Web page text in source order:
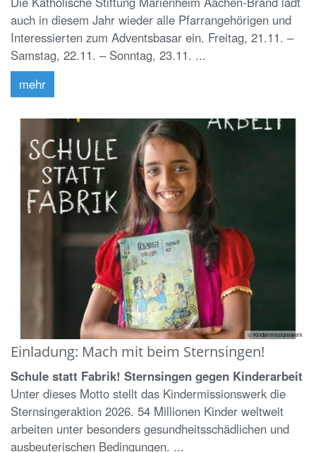
auch in diesem Jahr wieder alle Pfarrangehörigen und
Interessierten zum Adventsbasar ein. Freitag, 21.11. –
Samstag, 22.11. – Sonntag, 23.11. ...
mehr
© Kindermissionswerk
Einladung: Mach mit beim Sternsingen!
Schule statt Fabrik! Sternsingen gegen Kinderarbeit
Unter dieses Motto stellt das Kindermissionswerk die
Sternsingeraktion 2026. 54 Millionen Kinder weltweit
arbeiten unter besonders gesundheitsschädlichen und
ausbeuterischen Bedingungen. ...